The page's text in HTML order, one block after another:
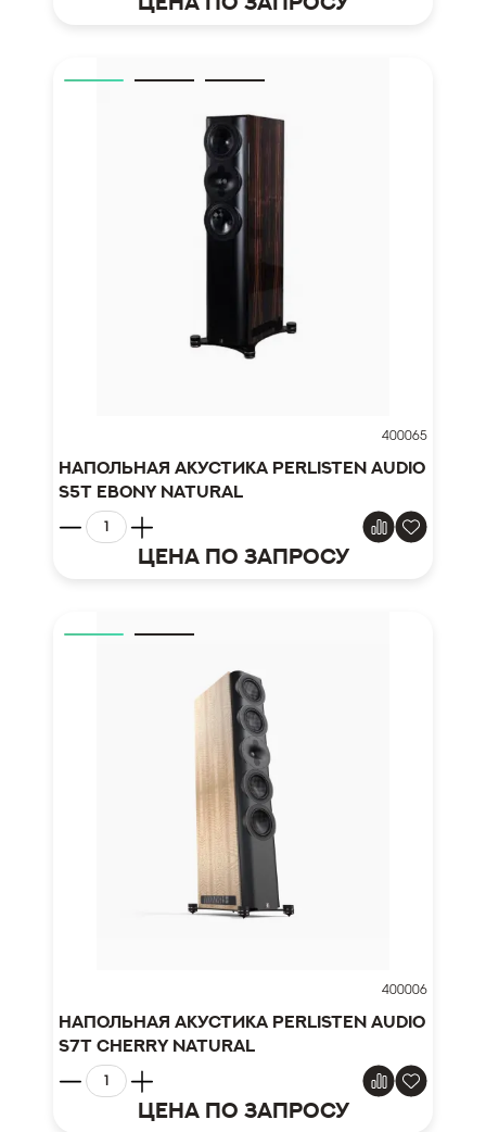
400065
Напольная акустика Perlisten Audio
S5t Ebony Natural
Цена по запросу
400006
Напольная акустика Perlisten Audio
S7t Cherry Natural
Цена по запросу